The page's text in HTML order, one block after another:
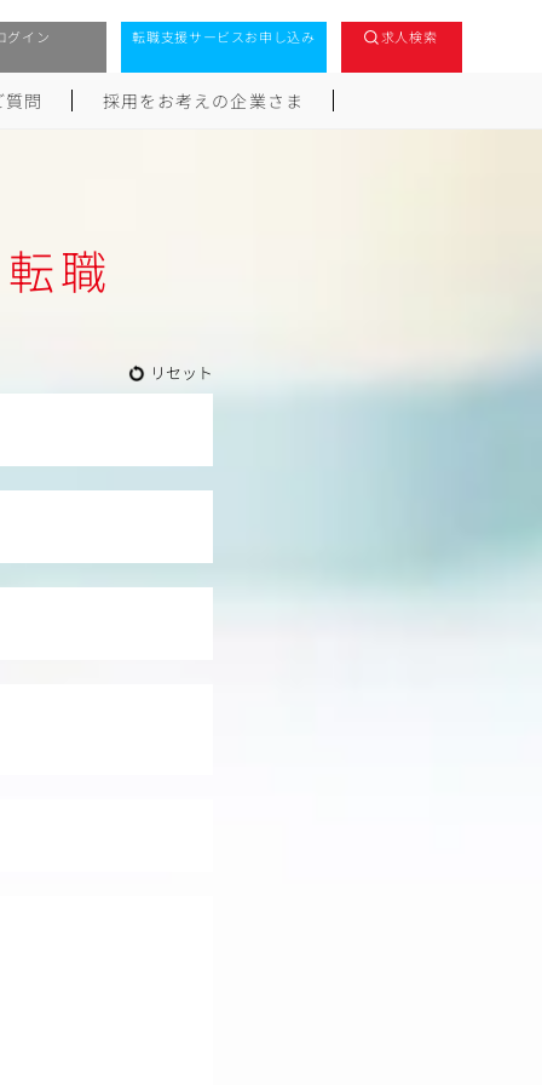
グイン 転職支援サービスお申し込み 求人検索
質問 採用をお考えの企業さま
職
リセット